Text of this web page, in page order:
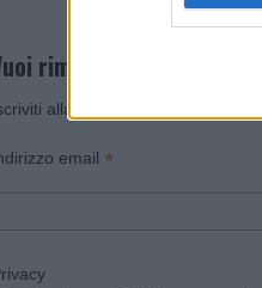
rimanere sempre
alla newsletter di Gallura
email *